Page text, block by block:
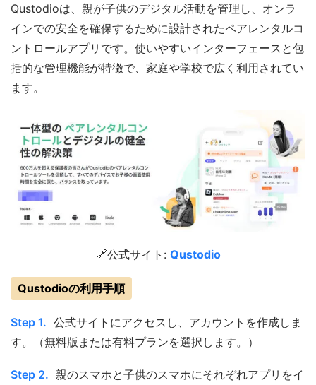
Qustodioは、親が子供のデジタル活動を管理し、オンラ
インでの安全を確保するために設計されたペアレンタルコ
ントロールアプリです。使いやすいインターフェースと包
括的な管理機能が特徴で、家庭や学校で広く利用されてい
ます。
🔗公式サイト: Qustodio
Qustodioの利用手順
Step 1. 公式サイトにアクセスし、アカウントを作成しま
す。（無料版または有料プランを選択します。）
Step 2. 親のスマホと子供のスマホにそれぞれアプリをイ